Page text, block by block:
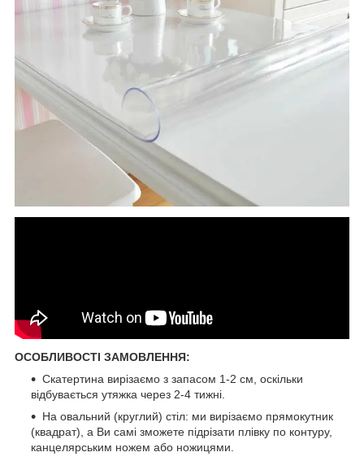
ОСОБЛИВОСТІ ЗАМОВЛЕННЯ:
Скатертина вирізаємо з запасом 1-2 см, оскільки
відбувається утяжка через 2-4 тижні.
На овальний (круглий) стіл: ми вирізаємо прямокутник
(квадрат), а Ви самі зможете підрізати плівку по контуру,
канцелярським ножем або ножицями.